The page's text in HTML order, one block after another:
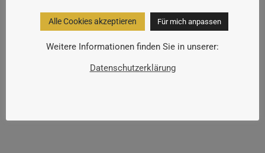
Der Weg zu uns:
Alle Cookies akzeptieren Für mich anpassen
Weitere Informationen finden Sie in unserer:
Datenschutzerklärung